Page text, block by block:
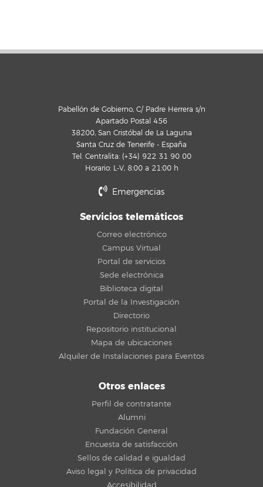
Pabellón de Gobierno, C/ Padre Herrera s/n
Apartado Postal 456
38200, San Cristóbal de La Laguna
Santa Cruz de Tenerife - España
Tel. Centralita: (+34) 922 31 90 00
Horario: L-V, 8:00 a 21:00 h
Emergencias
Servicios telemáticos
Correo electrónico
Campus Virtual
Portal de servicios
Sede electrónica
Biblioteca digital
Portal de la Investigación
Directorio
Repositorio institucional
Mapa de ubicaciones
Alquiler de Instalaciones para Eventos
Otros enlaces
Perfil de contratante
Alumni
Fundación General
Encuesta de satisfacción
Sellos de calidad e igualdad
Aviso legal y Política de privacidad
Accesibilidad